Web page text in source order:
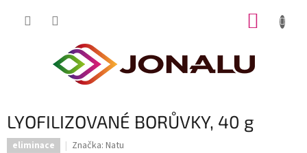
LYOFILIZOVANÉ BORŮVKY, 40 g
eliminace Značka: Natu